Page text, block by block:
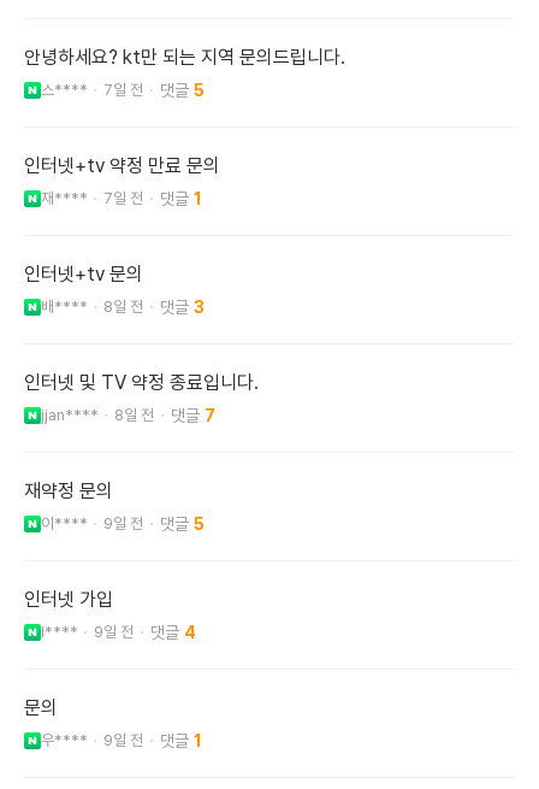
안녕하세요? kt만 되는 지역 문의드립니다.
스**** 7일 전 5
인터넷+tv 약정 만료 문의
재**** 7일 전 1
인터넷+tv 문의
배**** 8일 전 3
인터넷 및 TV 약정 종료입니다.
jjan**** 8일 전 7
재약정 문의
이**** 9일 전 5
인터넷 가입
l**** 9일 전 4
문의
우**** 9일 전 1